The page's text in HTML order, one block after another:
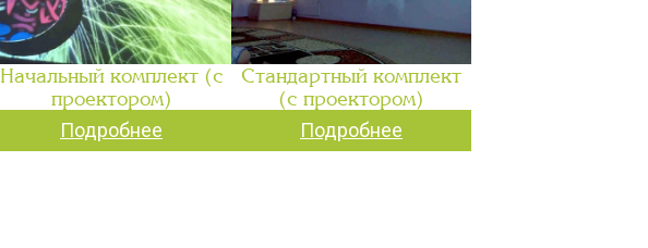
Начальный комплект (с
проектором)
Подробнее
Стандартный комплект
(с проектором)
Подробнее